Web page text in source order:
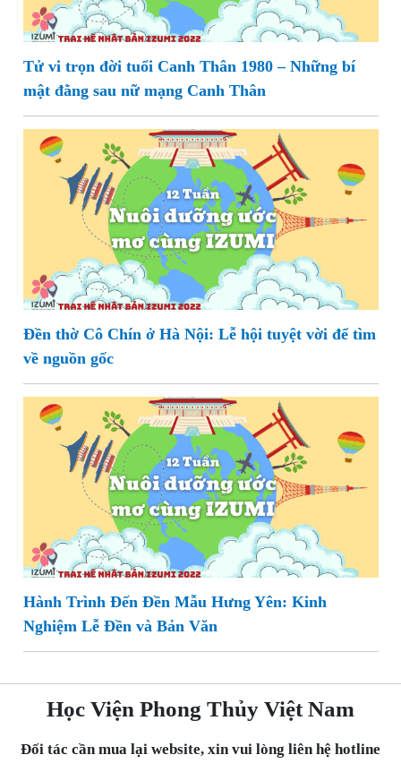
Tử vi trọn đời tuổi Canh Thân 1980 – Những bí
mật đằng sau nữ mạng Canh Thân
Đền thờ Cô Chín ở Hà Nội: Lễ hội tuyệt vời để tìm
về nguồn gốc
Hành Trình Đến Đền Mẫu Hưng Yên: Kinh
Nghiệm Lễ Đền và Bản Văn
Học Viện Phong Thủy Việt Nam
Đối tác cần mua lại website, xin vui lòng liên hệ hotline